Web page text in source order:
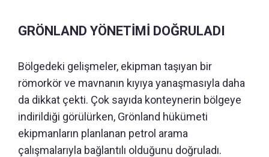
GRÖNLAND YÖNETİMİ DOĞRULADI
Bölgedeki gelişmeler, ekipman taşıyan bir
römorkör ve mavnanın kıyıya yanaşmasıyla daha
da dikkat çekti. Çok sayıda konteynerin bölgeye
indirildiği görülürken, Grönland hükümeti
ekipmanların planlanan petrol arama
çalışmalarıyla bağlantılı olduğunu doğruladı.